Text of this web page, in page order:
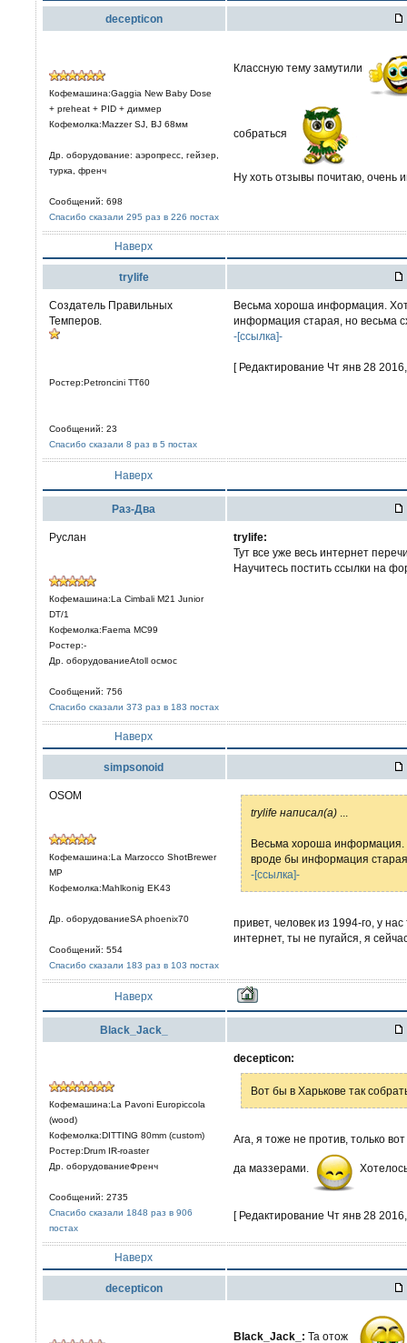
decepticon
Кофемашина:Gaggia New Baby Dose
+ preheat + PID + диммер
Кофемолка:Mazzer SJ, BJ 68мм
Др. оборудование: аэропресс, гейзер,
турка, френч
Сообщений: 698
Спасибо сказали 295 раз в 226 постах
Классную тему замутили
собраться
Ну хоть отзывы почитаю, очень
Наверх
trylife
Создатель Правильных
Темперов.
Ростер:Petroncini TT60
Сообщений: 23
Спасибо сказали 8 раз в 5 постах
Весьма хороша информация.
информация старая, но весьма
-[ссылка]-
[ Редактирование Чт янв 28
Наверх
Раз-Два
Руслан
Кофемашина:La Cimbali M21 Junior
DT/1
Кофемолка:Faema MC99
Ростер:-
Др. оборудованиеAtoll осмос
Сообщений: 756
Спасибо сказали 373 раз в 183 постах
trylife:
Тут все уже весь интернет
Научитесь постить ссылки на
Наверх
simpsonoid
OSOM
Кофемашина:La Marzocco ShotBrewer
MP
Кофемолка:Mahlkonig EK43
Др. оборудованиеSA phoenix70
Сообщений: 554
Спасибо сказали 183 раз в 103 постах
trylife написал(а)
Весьма хороша информация.
вроде бы информация
-[ссылка]-
привет, человек из 1994-го, у
интернет, ты не пугайся, я
Наверх
Black_Jack_
Кофемашина:La Pavoni Europiccola
(wood)
Кофемолка:DITTING 80mm (custom)
Ростер:Drum IR-roaster
Др. оборудованиеФренч
Сообщений: 2735
Спасибо сказали 1848 раз в 906
постах
decepticon:
Вот бы в Харькове так
Ага, я тоже не против, только
да маззерами.
[ Редактирование Чт янв 28
Наверх
decepticon
Black_Jack_: Та отож